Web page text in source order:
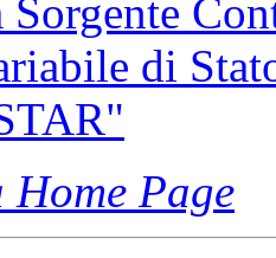
di
Page